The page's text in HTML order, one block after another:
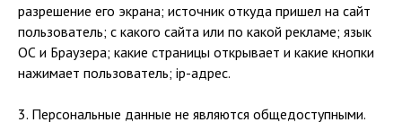
разрешение его экрана; источник откуда пришел на сайт
пользователь; с какого сайта или по какой рекламе; язык
ОС и Браузера; какие страницы открывает и какие кнопки
нажимает пользователь; ip-адрес.
3. Персональные данные не являются общедоступными.